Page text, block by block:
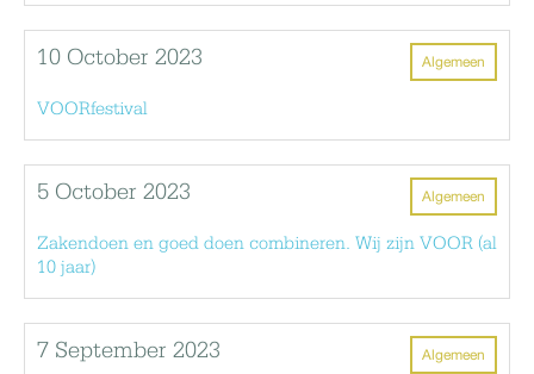
Algemeen
10 October 2023
VOORfestival
Algemeen
5 October 2023
Zakendoen en goed doen combineren. Wij zijn VOOR (al
10 jaar)
Algemeen
7 September 2023